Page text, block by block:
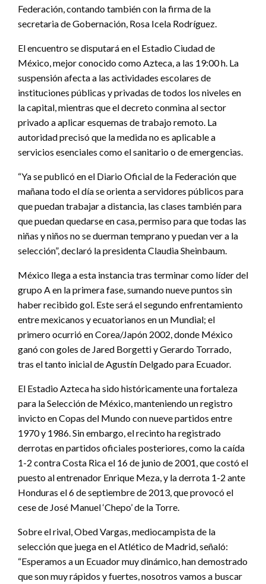
Federación, contando también con la firma de la
secretaria de Gobernación, Rosa Icela Rodríguez.
El encuentro se disputará en el Estadio Ciudad de
México, mejor conocido como Azteca, a las 19:00 h. La
suspensión afecta a las actividades escolares de
instituciones públicas y privadas de todos los niveles en
la capital, mientras que el decreto conmina al sector
privado a aplicar esquemas de trabajo remoto. La
autoridad precisó que la medida no es aplicable a
servicios esenciales como el sanitario o de emergencias.
“Ya se publicó en el Diario Oficial de la Federación que
mañana todo el día se orienta a servidores públicos para
que puedan trabajar a distancia, las clases también para
que puedan quedarse en casa, permiso para que todas las
niñas y niños no se duerman temprano y puedan ver a la
selección”, declaró la presidenta Claudia Sheinbaum.
México llega a esta instancia tras terminar como líder del
grupo A en la primera fase, sumando nueve puntos sin
haber recibido gol. Este será el segundo enfrentamiento
entre mexicanos y ecuatorianos en un Mundial; el
primero ocurrió en Corea/Japón 2002, donde México
ganó con goles de Jared Borgetti y Gerardo Torrado,
tras el tanto inicial de Agustín Delgado para Ecuador.
El Estadio Azteca ha sido históricamente una fortaleza
para la Selección de México, manteniendo un registro
invicto en Copas del Mundo con nueve partidos entre
1970 y 1986. Sin embargo, el recinto ha registrado
derrotas en partidos oficiales posteriores, como la caída
1-2 contra Costa Rica el 16 de junio de 2001, que costó el
puesto al entrenador Enrique Meza, y la derrota 1-2 ante
Honduras el 6 de septiembre de 2013, que provocó el
cese de José Manuel ‘Chepo’ de la Torre.
Sobre el rival, Obed Vargas, mediocampista de la
selección que juega en el Atlético de Madrid, señaló:
“Esperamos a un Ecuador muy dinámico, han demostrado
que son muy rápidos y fuertes, nosotros vamos a buscar